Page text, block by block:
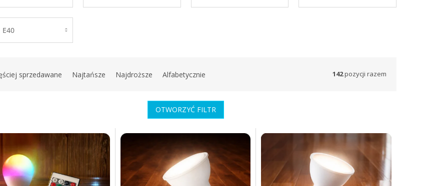
E40
sprzedawane Najtańsze Najdroższe Alfabetycznie 142pozycji razem
OTWORZYĆ FILTR